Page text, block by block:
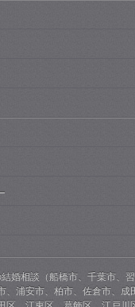
婚相談（船橋市、千葉市、
、浦安市、柏市、佐倉市、成